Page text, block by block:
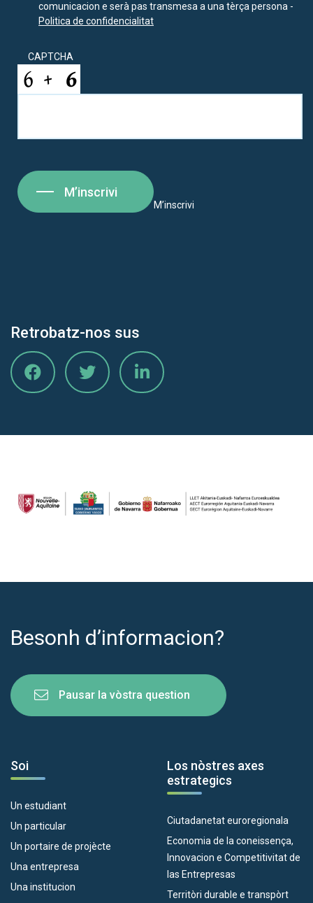
comunicacion e serà pas transmesa a una tèrça persona -
Politica de confidencialitat
CAPTCHA
M’inscrivi
M’inscrivi
Retrobatz-nos sus
Besonh d’informacion?
Pausar la vòstra question
Soi
Un estudiant
Un particular
Un portaire de projècte
Una entrepresa
Una institucion
Los nòstres axes
estrategics
Ciutadanetat euroregionala
Economia de la coneissença,
Innovacion e Competitivitat de
las Entrepresas
Territòri durable e transpòrt